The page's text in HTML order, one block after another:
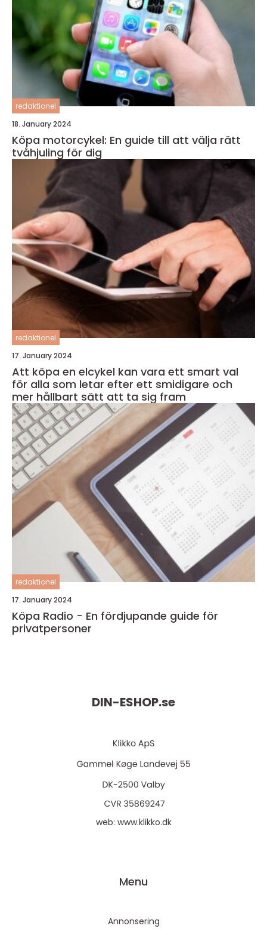
redaktionel
18. January 2024
Köpa motorcykel: En guide till att välja rätt
tvåhjuling för dig
redaktionel
17. January 2024
Att köpa en elcykel kan vara ett smart val
för alla som letar efter ett smidigare och
mer hållbart sätt att ta sig fram
redaktionel
17. January 2024
Köpa Radio - En fördjupande guide för
privatpersoner
DIN-ESHOP.se
web: www.klikko.dk
Menu
Annonsering